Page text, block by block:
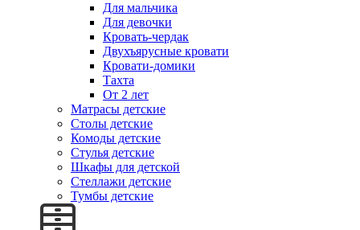
Для мальчика
Для девочки
Кровать-чердак
Двухъярусные кровати
Кровати-домики
Тахта
От 2 лет
Матрасы детские
Столы детские
Комоды детские
Стулья детские
Шкафы для детской
Стеллажи детские
Тумбы детские